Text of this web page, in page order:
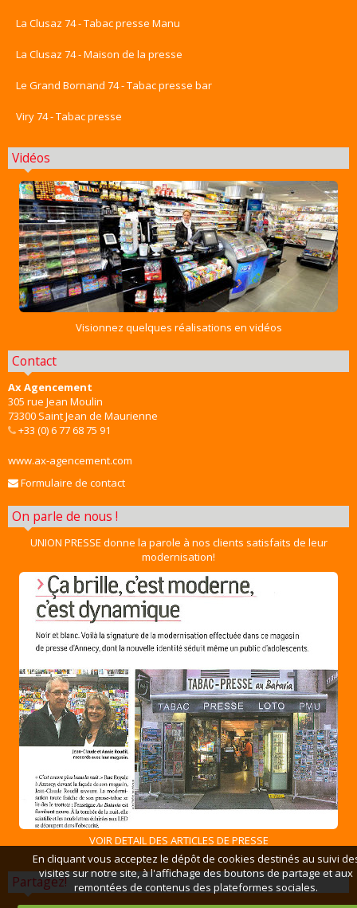
La Clusaz 74 - Tabac presse Manu
La Clusaz 74 - Maison de la presse
Le Grand Bornand 74 - Tabac presse bar
Viry 74 - Tabac presse
Vidéos
Visionnez quelques réalisations en vidéos
Contact
Ax Agencement
305 rue Jean Moulin
73300 Saint Jean de Maurienne
+33 (0) 6 77 68 75 91
www.ax-agencement.com
Formulaire de contact
On parle de nous !
UNION PRESSE donne la parole à nos clients satisfaits de leur
modernisation!
VOIR DETAIL DES ARTICLES DE PRESSE
Partagez!
En cliquant vous acceptez le dépôt de cookies destinés au suivi
visites sur notre site, à l'affichage des boutons de partage et aux
remontées de contenus des plateformes sociales.